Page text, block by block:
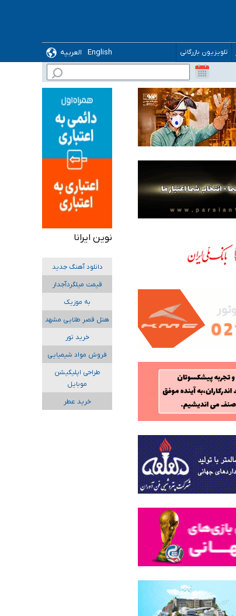
تلویزیون بازرگانی English
العربیه
نوین ایرانا
دانلود آهنگ جدید
قیمت میلگردآجدار
به موزیک
هتل قصر طلایی مشهد
خرید تور
فروش مواد شیمیایی
طراحی اپلیکیشن
موبایل
خرید عطر